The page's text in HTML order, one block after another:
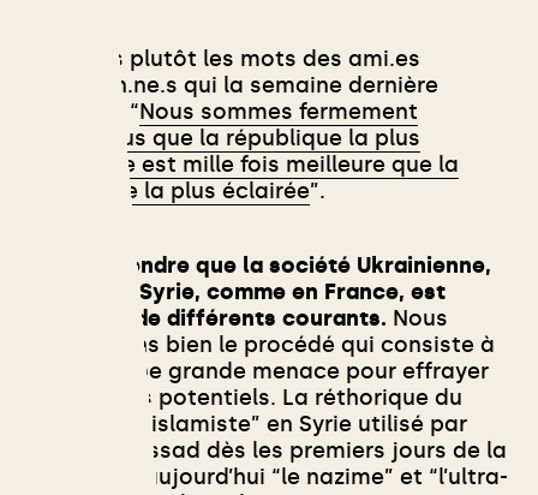
Ecoutons plutôt les mots des ami.es
ukirainien.ne.s qui la semaine dernière
affirment “Nous sommes fermement
convaincus que la république la plus
imparfaite est mille fois meilleure que la
monarchie la plus éclairée”.
8 : Comprendre que la société Ukrainienne,
comme en Syrie, comme en France, est
traversée de différents courants. Nous
connaissons bien le procédé qui consiste à
désigner une grande menace pour effrayer
les soutiens potentiels. La réthorique du
“terrorisme islamiste” en Syrie utilisé par
Bachar al-Assad dès les premiers jours de la
révolution, aujourd’hui “le nazime” et “l’ultra-